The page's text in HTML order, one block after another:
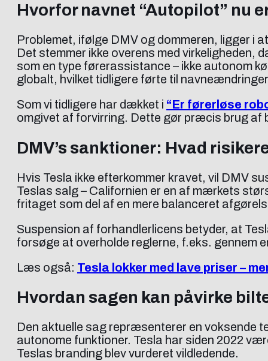
Hvorfor navnet “Autopilot” nu
Problemet, ifølge DMV og dommeren, ligger i
Det stemmer ikke overens med
som en type førerassistance – ikke autonom
globalt, hvilket tidligere førte til
Som vi tidligere har dækket i “Er førerløse
omgivet af forvirring. Dette gør præcis brug af
DMV’s sanktioner: Hvad
Hvis Tesla ikke efterkommer kravet, vil DMV
Teslas salg – Californien er en af mærkets
fritaget som del af en mere balanceret
Suspension af forhandlerlicens betyder, at
forsøge at overholde reglerne, f.eks. gennem
Læs også: Tesla lokker med lave priser –
Hvordan sagen kan påvirke
Den aktuelle sag repræsenterer en voksende
autonome funktioner. Tesla har siden 2022
Teslas branding blev vurderet vildledende.